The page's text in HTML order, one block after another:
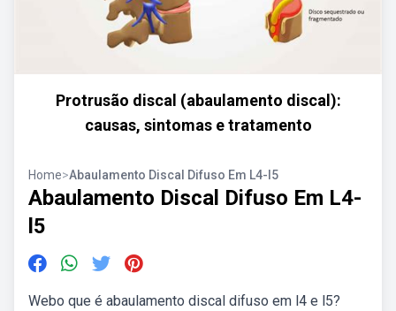
Protrusão discal (abaulamento discal):
causas, sintomas e tratamento
Home>Abaulamento Discal Difuso Em L4-l5
Abaulamento Discal Difuso Em L4-
l5
Webo que é abaulamento discal difuso em l4 e l5?